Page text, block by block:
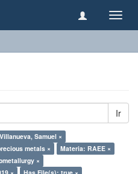
Ir
Samuel ×
metals ×
Materia: RAEE ×
×